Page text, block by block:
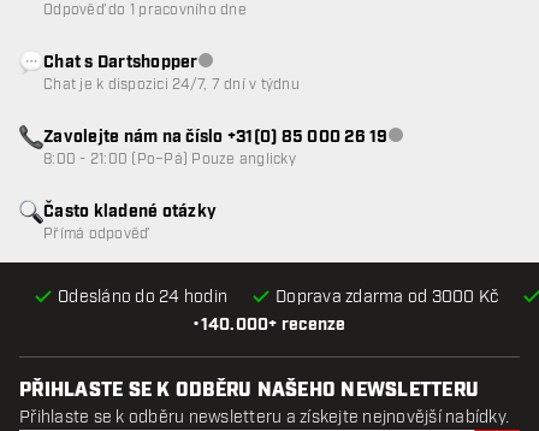
•140.000+ recenze
Odesláno do 24 hodin Doprava zdarma od 3000 Kč
Často kladené otázky
Přímá odpověď
Odpověď do 1 pracovního dne
Chat s DartshopperZákaznický servis nedostupný
Chat je k dispozici 24/7, 7 dní v týdnu
Zavolejte nám na číslo +31(0) 85 000 26 19Zákaznický servis
8:00 - 21:00 (Po–Pá) Pouze anglicky
PŘIHLASTE SE K ODBĚRU NAŠEHO NEWSLETTERU
Přihlaste se k odběru newsletteru a získejte nejnovější nabídky.